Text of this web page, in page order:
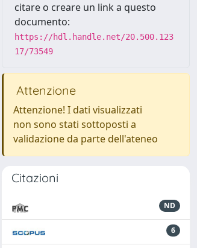
citare o creare un link a questo
documento:
https://hdl.handle.net/20.500.123
17/73549
Attenzione
Attenzione! I dati visualizzati
non sono stati sottoposti a
validazione da parte dell'ateneo
Citazioni
ND
6